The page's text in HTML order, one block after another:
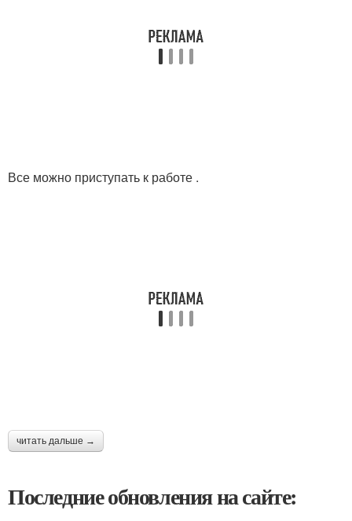
Все можно приступать к работе .
читать дальше →
Последние обновления на сайте: